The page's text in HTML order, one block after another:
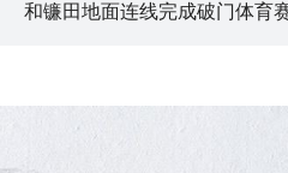
和镰田地面连线完成破门体育